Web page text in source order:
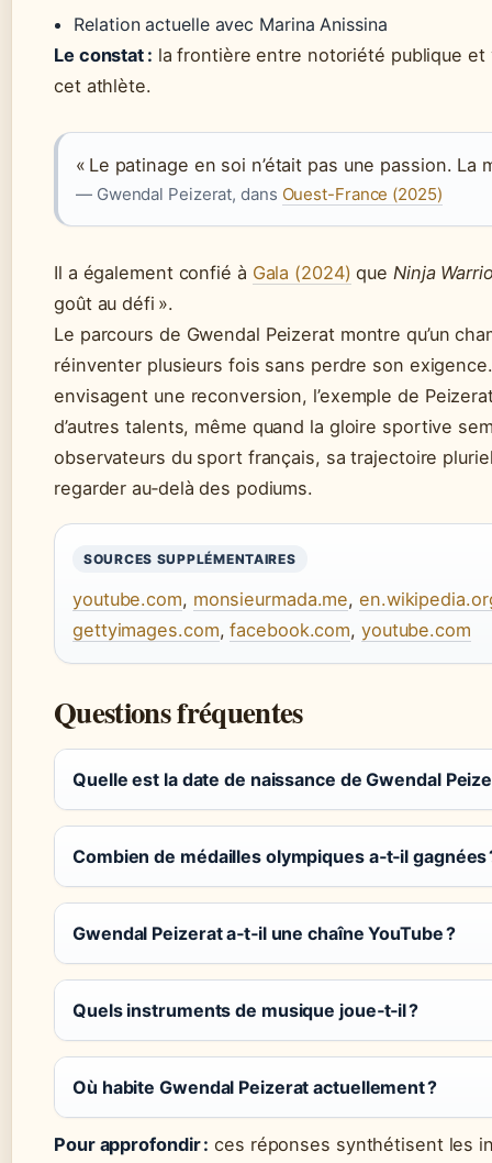
Relation actuelle avec Marina Anissina
Le constat : la frontière entre notoriété publique
cet athlète.
« Le patinage en soi n’était pas une passion. La
— Gwendal Peizerat, dans Ouest-France (2025)
Il a également confié à Gala (2024) queNinja
goût au défi ».
Le parcours de Gwendal Peizerat montre qu’un
réinventer plusieurs fois sans perdre son
envisagent une reconversion, l’exemple de
d’autres talents, même quand la gloire sportive
observateurs du sport français, sa trajectoire
regarder au‑delà des podiums.
SOURCES SUPPLÉMENTAIRES
youtube.com, monsieurmada.me,
gettyimages.com,facebook.com, youtube.com
Questions fréquentes
Quelle est la date de naissance de Gwendal
Combien de médailles olympiques a‑t‑il gagnées
Gwendal Peizerat a‑t‑il une chaîne YouTube ?
Quels instruments de musique joue‑t‑il ?
Où habite Gwendal Peizerat actuellement ?
Pour approfondir : ces réponses synthétisent les